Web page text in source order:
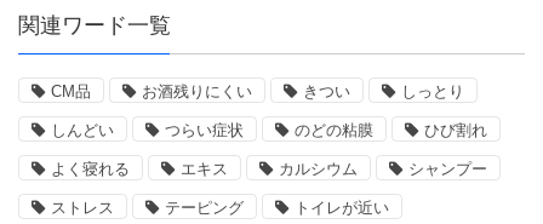
関連ワード一覧
CM品 お酒残りにくい きつい しっとり
しんどい つらい症状 のどの粘膜 ひび割れ
よく寝れる エキス カルシウム シャンプー
ストレス テーピング トイレが近い